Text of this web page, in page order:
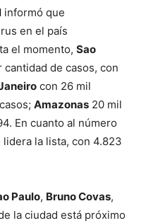
informó que
en el país
el momento, Sao
de casos, con
con 26 mil
Amazonas 20 mil
En cuanto al número
lidera la lista, con 4.823
Paulo, Bruno Covas,
la ciudad está próximo